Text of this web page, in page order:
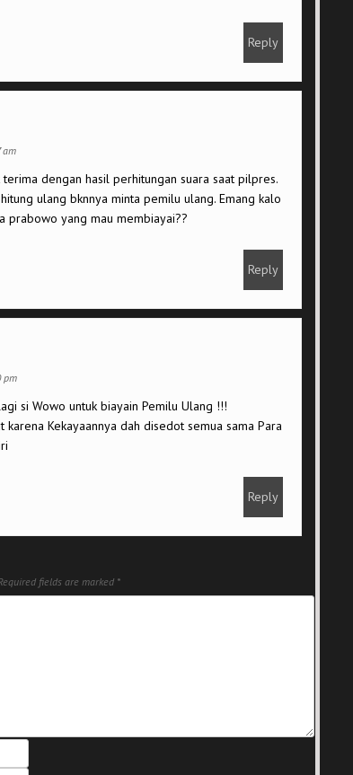
Reply
am
dengan hasil perhitungan suara saat pilpres.
ulang bknnya minta pemilu ulang. Emang kalo
prabowo yang mau membiayai??
Reply
pm
si Wowo untuk biayain Pemilu Ulang !!!
karena Kekayaannya dah disedot semua sama Para
Reply
fields are marked *